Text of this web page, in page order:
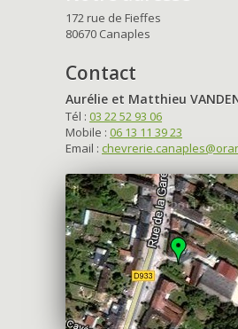
172 rue de Fieffes
80670 Canaples
Contact
Aurélie et Matthieu
Tél : 03 22 52 93 06
Mobile : 06 13 11 39 23
Email :